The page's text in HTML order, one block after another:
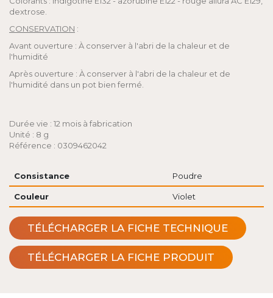
dextrose.
CONSERVATION :
Avant ouverture : À conserver à l'abri de la chaleur et de
l'humidité
Après ouverture : À conserver à l'abri de la chaleur et de
l'humidité dans un pot bien fermé.
Durée vie : 12 mois à fabrication
Unité : 8 g
Référence : 0309462042
Consistance Poudre
Couleur Violet
TÉLÉCHARGER LA FICHE TECHNIQUE
TÉLÉCHARGER LA FICHE PRODUIT